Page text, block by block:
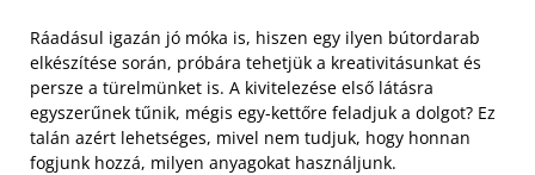
Ráadásul igazán jó móka is, hiszen egy ilyen bútordarab
elkészítése során, próbára tehetjük a kreativitásunkat és
persze a türelmünket is. A kivitelezése első látásra
egyszerűnek tűnik, mégis egy-kettőre feladjuk a dolgot? Ez
talán azért lehetséges, mivel nem tudjuk, hogy honnan
fogjunk hozzá, milyen anyagokat használjunk.